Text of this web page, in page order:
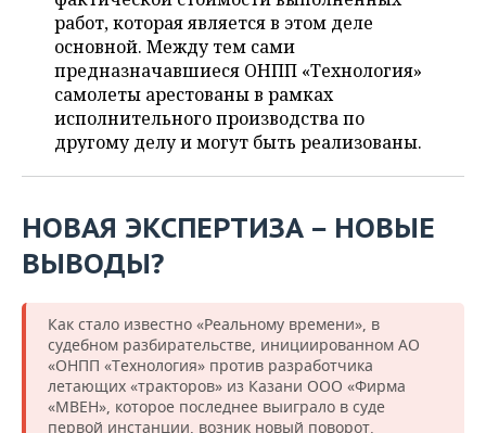
работ, которая является в этом деле
основной. Между тем сами
предназначавшиеся ОНПП «Технология»
самолеты арестованы в рамках
исполнительного производства по
другому делу и могут быть реализованы.
НОВАЯ ЭКСПЕРТИЗА — НОВЫЕ
ВЫВОДЫ?
Как стало известно «Реальному времени», в
судебном разбирательстве, инициированном АО
«ОНПП «Технология» против разработчика
летающих «тракторов» из Казани ООО «Фирма
«МВЕН», которое последнее выиграло в суде
первой инстанции, возник новый поворот.